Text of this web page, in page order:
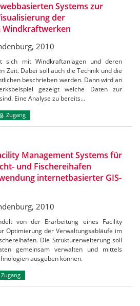
Systems zur
der
Windkraftwerken
2010
sich mit Windkraftanlagen und deren
Zeit. Dabei soll auch die Technik und die
beschrieben werden. Dann wird an
gezeigt welche Daten zur
Eine Analyse zu bereits…
Zugang
Management Systems für
und Fischereihafen
internetbasierter GIS-
2010
von der Erarbeitung eines Facility
Optimierung der Verwaltungsabläufe im
Die Strukturerweiterung soll
gemeinsam verwalten und mittels
ausgeben können.
Zugang